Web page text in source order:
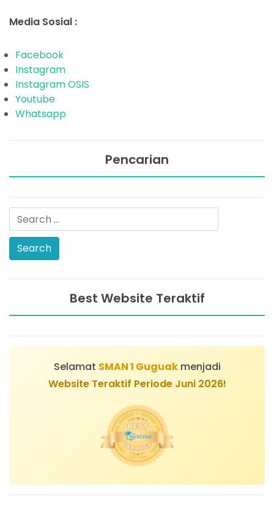
Media Sosial :
Facebook
Instagram
Instagram OSIS
Youtube
Whatsapp
Pencarian
Best Website Teraktif
Selamat SMAN 1 Guguakmenjadi
Website Teraktif Periode Juni 2026!